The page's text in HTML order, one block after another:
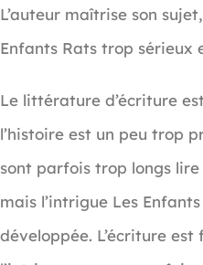
L’auteur maîtrise son
Enfants Rats trop sérieux
Le littérature d’écriture
l’histoire est un peu trop
sont parfois trop longs
mais l’intrigue Les
développée. L’écriture